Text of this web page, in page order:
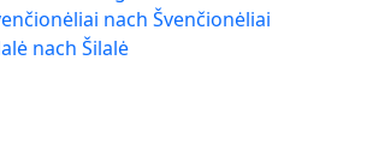
nach Švenčionėliai
nach Šilalė